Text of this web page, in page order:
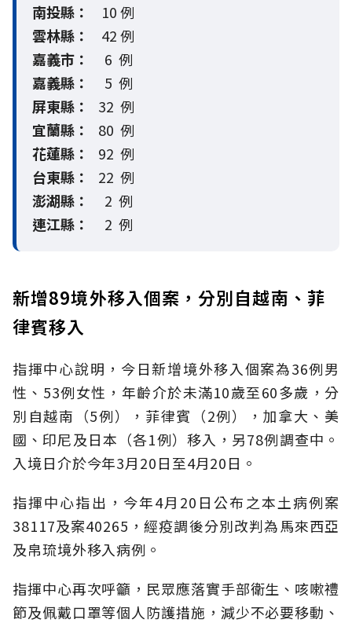
南投縣：
10 例
雲林縣：
42 例
嘉義市：
6 例
嘉義縣：
5 例
屏東縣：
32 例
宜蘭縣：
80 例
花蓮縣：
92 例
台東縣：
22 例
澎湖縣：
2 例
連江縣：
2 例
新增89境外移入個案，分別自越南、菲
律賓移入
指揮中心說明，今日新增境外移入個案為36例男
性、53例女性，年齡介於未滿10歲至60多歲，分
別自越南（5例），菲律賓（2例），加拿大、美
國、印尼及日本（各1例）移入，另78例調查中。
入境日介於今年3月20日至4月20日。
指揮中心指出，今年4月20日公布之本土病例案
38117及案40265，經疫調後分別改判為馬來西亞
及帛琉境外移入病例。
指揮中心再次呼籲，民眾應落實手部衛生、咳嗽禮
節及佩戴口罩等個人防護措施，減少不必要移動、